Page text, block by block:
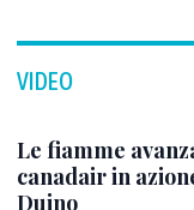
VIDEO
Le fiamme
canadair in
Duino